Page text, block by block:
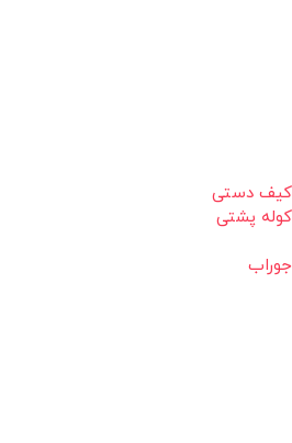
کیف دستی
کوله پشتی
جوراب